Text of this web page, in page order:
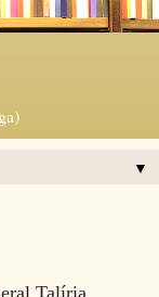
▼
Talíria